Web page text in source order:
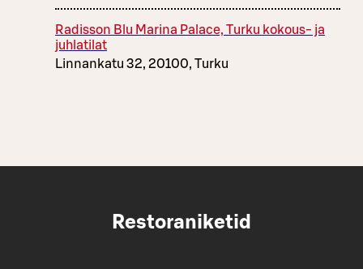
Radisson Blu Marina Palace, Turku kokous- ja
juhlatilat
Linnankatu 32, 20100, Turku
Restoraniketid